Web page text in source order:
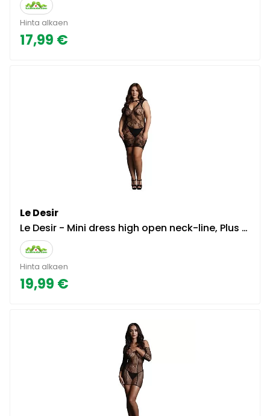
Hinta alkaen
17,99 €
Le Desir
Le Desir - Mini dress high open neck-line, Plus Size
Hinta alkaen
19,99 €